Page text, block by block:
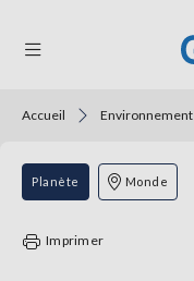
THÉMATIQUES
RÉGIONS
Accueil Environnement
Planète Monde
Imprimer